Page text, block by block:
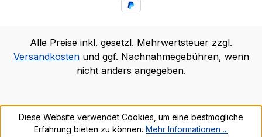
Alle Preise inkl. gesetzl. Mehrwertsteuer zzgl.
Versandkostenund ggf. Nachnahmegebühren, wenn
nicht anders angegeben.
Diese Website verwendet Cookies, um eine bestmögliche
Erfahrung bieten zu können. Mehr Informationen ...